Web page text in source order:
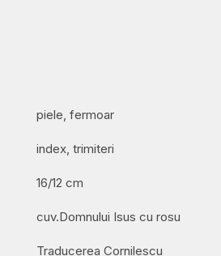
piele, fermoar
index, trimiteri
16/12 cm
cuv.Domnului Isus cu rosu
Traducerea Cornilescu